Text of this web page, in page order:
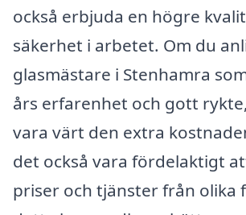
också erbjuda en högre
säkerhet i arbetet. Om du
glasmästare i Stenhamra
års erfarenhet och gott
vara värt den extra
det också vara fördelaktigt
priser och tjänster från